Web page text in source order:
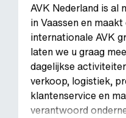
AVK Nederland is al
in Vaassen en
internationale AVK
laten we u graag
dagelijkse
verkoop, logistiek,
klantenservice en
verantwoord